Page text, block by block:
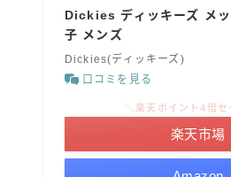
Dickies ディッキーズ メ
子 メンズ
Dickies(ディッキーズ)
口コミを見る
＼楽天ポイント4倍セ
楽天市場